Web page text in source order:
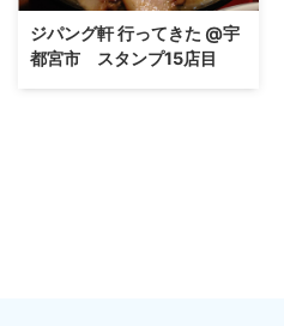
ジパング軒 行ってきた @宇
都宮市 スタンプ15店目